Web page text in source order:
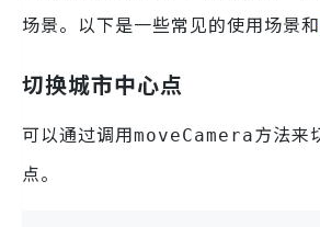
场景。以下是一些常见的使用场景和
切换城市中心点
可以通过调用moveCamera方法来
点。